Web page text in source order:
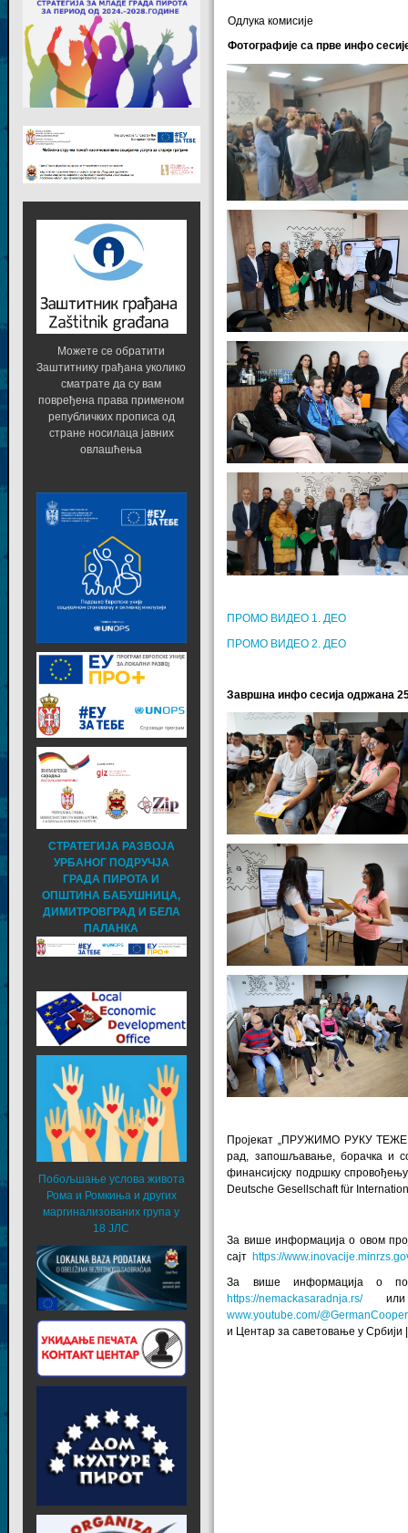
Одлука комисије
Фотографије са прве инфо
ПРОМО ВИДЕО 1. ДЕО
ПРОМО ВИДЕО 2. ДЕО
Завршна инфо сесија одржана
Пројекат „ПРУЖИМО РУКУ ТЕЖЕ
рад, запошљавање, борачка и
финансијску подршку спровођењу
Deutsche Gesellschaft für
За више информација о овом
сајт https://
За више информација о
https://nemackasaradnja.rs/или
www.youtube.com/
и Центар за саветовање у Србији
Можете се обратити
Заштитнику грађана уколико
сматрате да су вам
повређена права применом
републичких прописа од
стране носилаца јавних
овлашћења
СТРАТЕГИЈА РАЗВОЈА
УРБАНОГ ПОДРУЧЈА
ГРАДА ПИРОТА И
ОПШТИНА БАБУШНИЦА,
ДИМИТРОВГРАД И БЕЛА
ПАЛАНКА
Побољшање услова живота
Рома и Ромкиња и других
маргинализованих група у
18 ЈЛС